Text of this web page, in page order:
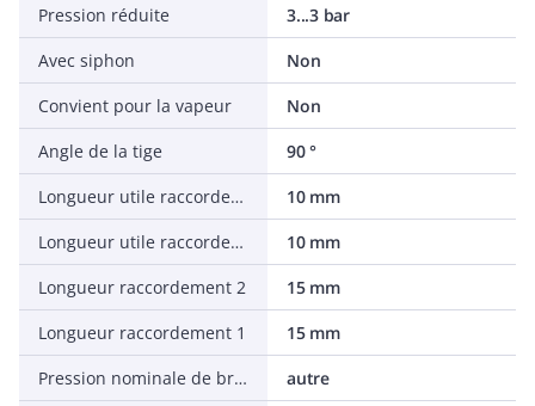
Pression réduite
3...3 bar
Avec siphon
Non
Convient pour la vapeur
Non
Angle de la tige
90 °
Longueur utile raccordement 2
10 mm
Longueur utile raccordement 1
10 mm
Longueur raccordement 2
15 mm
Longueur raccordement 1
15 mm
Pression nominale de bride
autre